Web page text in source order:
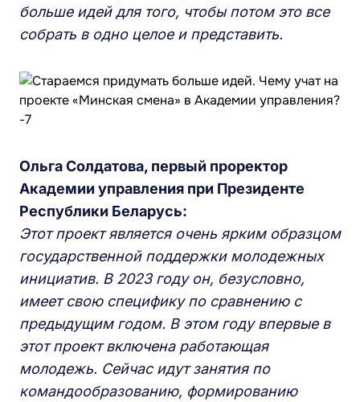
больше идей для того, чтобы потом это все
собрать в одно целое и представить.
Ольга Солдатова, первый проректор
Академии управления при Президенте
Республики Беларусь:
Этот проект является очень ярким образцом
государственной поддержки молодежных
инициатив. В 2023 году он, безусловно,
имеет свою специфику по сравнению с
предыдущим годом. В этом году впервые в
этот проект включена работающая
молодежь. Сейчас идут занятия по
командообразованию, формированию